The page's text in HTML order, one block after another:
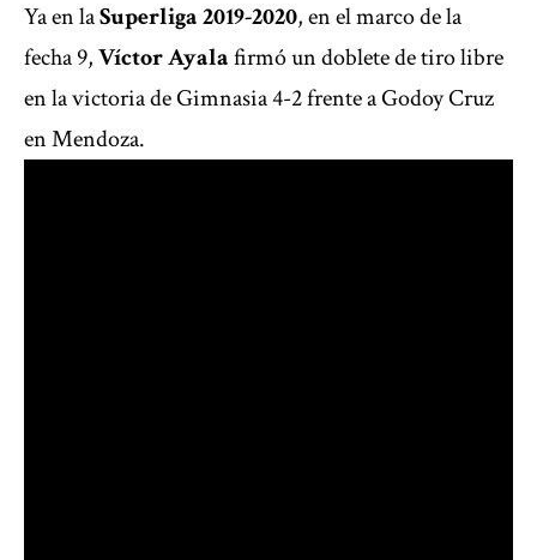
Ya en laSuperliga 2019-2020, en el marco de la
fecha 9,Víctor Ayalafirmó un doblete de tiro libre
en la victoria de Gimnasia 4-2 frente a Godoy Cruz
en Mendoza.